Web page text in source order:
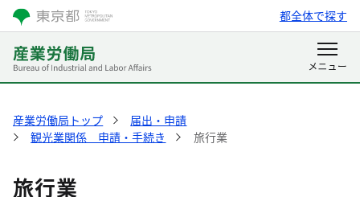
都全体で探す
産業労働局トップ
届出・申請
観光業関係 申請・手続き
旅行業
旅行業